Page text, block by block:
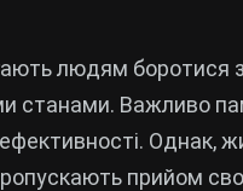
людям боротися
станами. Важливо
Однак,
прийом